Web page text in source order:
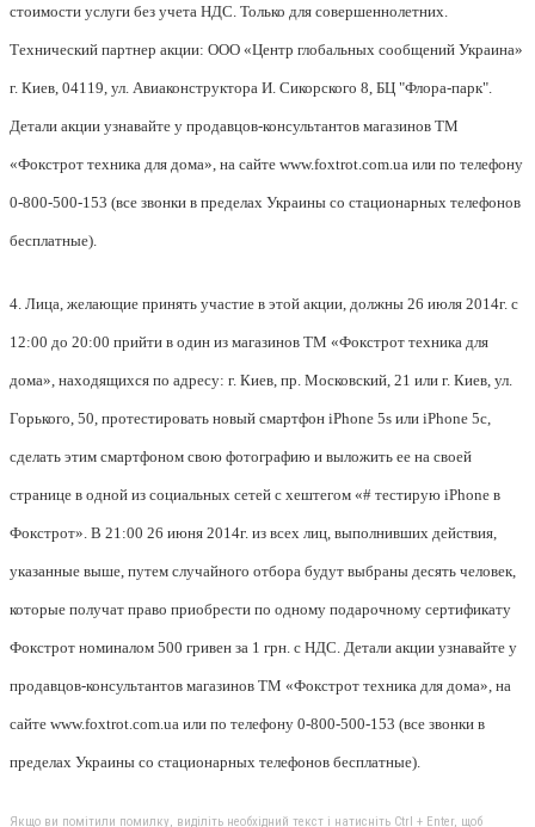
стоимости услуги без учета НДС. Только для совершеннолетних.
Технический партнер акции: ООО «Центр глобальных сообщений Украина»
г. Киев, 04119, ул. Авиаконструктора И. Сикорского 8, БЦ "Флора-парк".
Детали акции узнавайте у продавцов-консультантов магазинов ТМ
«Фокстрот техника для дома», на сайте www.foxtrot.com.ua или по телефону
0-800-500-153 (все звонки в пределах Украины со стационарных телефонов
бесплатные).
4. Лица, желающие принять участие в этой акции, должны 26 июля 2014г. с
12:00 до 20:00 прийти в один из магазинов ТМ «Фокстрот техника для
дома», находящихся по адресу: г. Киев, пр. Московский, 21 или г. Киев, ул.
Горького, 50, протестировать новый смартфон iPhone 5s или iPhone 5c,
сделать этим смартфоном свою фотографию и выложить ее на своей
странице в одной из социальных сетей с хештегом «# тестирую iPhone в
Фокстрот». В 21:00 26 июня 2014г. из всех лиц, выполнивших действия,
указанные выше, путем случайного отбора будут выбраны десять человек,
которые получат право приобрести по одному подарочному сертификату
Фокстрот номиналом 500 гривен за 1 грн. с НДС. Детали акции узнавайте у
продавцов-консультантов магазинов ТМ «Фокстрот техника для дома», на
сайте www.foxtrot.com.ua или по телефону 0-800-500-153 (все звонки в
пределах Украины со стационарных телефонов бесплатные).
Якщо ви помітили помилку, виділіть необхідний текст і натисніть Ctrl + Enter, щоб